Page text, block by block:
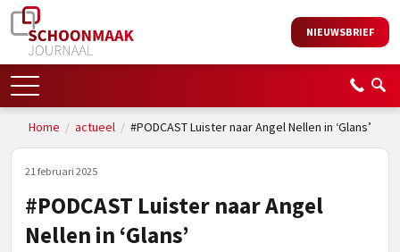
NIEUWSBRIEF
Home / actueel / #PODCAST Luister naar Angel Nellen in ‘Glans’
21 februari 2025
#PODCAST Luister naar Angel
Nellen in ‘Glans’